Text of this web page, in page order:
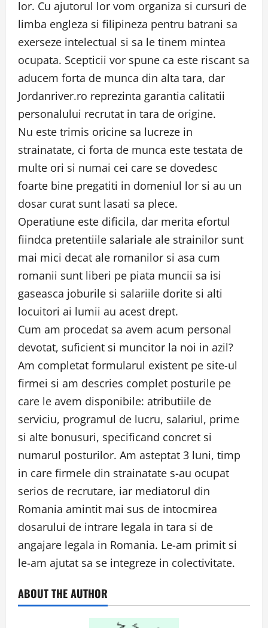
lor. Cu ajutorul lor vom organiza si cursuri de
limba engleza si filipineza pentru batrani sa
exerseze intelectual si sa le tinem mintea
ocupata. Scepticii vor spune ca este riscant sa
aducem forta de munca din alta tara, dar
Jordanriver.ro reprezinta garantia calitatii
personalului recrutat in tara de origine.
Nu este trimis oricine sa lucreze in
strainatate, ci forta de munca este testata de
multe ori si numai cei care se dovedesc
foarte bine pregatiti in domeniul lor si au un
dosar curat sunt lasati sa plece.
Operatiune este dificila, dar merita efortul
fiindca pretentiile salariale ale strainilor sunt
mai mici decat ale romanilor si asa cum
romanii sunt liberi pe piata muncii sa isi
gaseasca joburile si salariile dorite si alti
locuitori ai lumii au acest drept.
Cum am procedat sa avem acum personal
devotat, suficient si muncitor la noi in azil?
Am completat formularul existent pe site-ul
firmei si am descries complet posturile pe
care le avem disponibile: atributiile de
serviciu, programul de lucru, salariul, prime
si alte bonusuri, specificand concret si
numarul posturilor. Am asteptat 3 luni, timp
in care firmele din strainatate s-au ocupat
serios de recrutare, iar mediatorul din
Romania amintit mai sus de intocmirea
dosarului de intrare legala in tara si de
angajare legala in Romania. Le-am primit si
le-am ajutat sa se integreze in colectivitate.
ABOUT THE AUTHOR